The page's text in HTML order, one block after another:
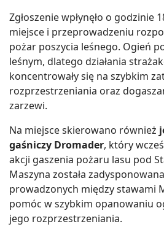
Zgłoszenie wpłynęło o godzinie
miejsce i przeprowadzeniu
pożar poszycia leśnego. Ogień
leśnym, dlatego działania
koncentrowały się na szybkim
rozprzestrzeniania oraz
zarzewi.
Na miejsce skierowano również
gaśniczy Dromader, który
akcji gaszenia pożaru lasu pod
Maszyna została
prowadzonych między stawami
pomóc w szybkim opanowaniu
jego rozprzestrzeniania.